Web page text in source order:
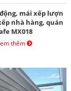
mái xếp lượn
nhà hàng, quán
MX018
thêm